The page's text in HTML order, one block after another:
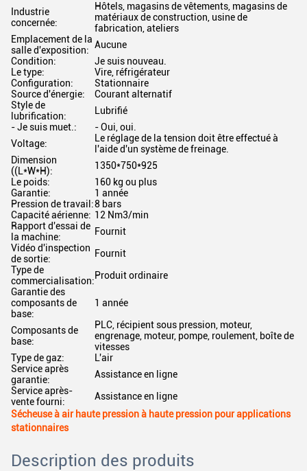
Industrie
concernée:
Hôtels, magasins de vêtements, magasins de
matériaux de construction, usine de
fabrication, ateliers
Emplacement de la
salle d'exposition: Aucune
Condition:
Je suis nouveau.
Le type:
Vire, réfrigérateur
Configuration:
Stationnaire
Source d'énergie:
Courant alternatif
Style de
lubrification:
Lubrifié
- Je suis muet.:
- Oui, oui.
Voltage:
Le réglage de la tension doit être effectué à
l'aide d'un système de freinage.
Dimension
((L*W*H):
1350*750*925
Le poids:
160 kg ou plus
Garantie:
1 année
Pression de travail:8 bars
Capacité aérienne: 12 Nm3/min
Rapport d'essai de
la machine:
Fournit
Vidéo d'inspection
de sortie:
Fournit
Type de
commercialisation:Produit ordinaire
Garantie des
composants de
base:
1 année
Composants de
base:
PLC, récipient sous pression, moteur,
engrenage, moteur, pompe, roulement, boîte de
vitesses
Type de gaz:
L'air
Service après
garantie:
Assistance en ligne
Service après-
vente fourni:
Assistance en ligne
Sécheuse à air haute pression à haute pression pour applications
stationnaires
Description des produits